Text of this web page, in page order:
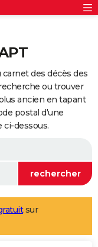
des décès des
ou trouver
ancien en tapant
postal d'une
dessous.
sur